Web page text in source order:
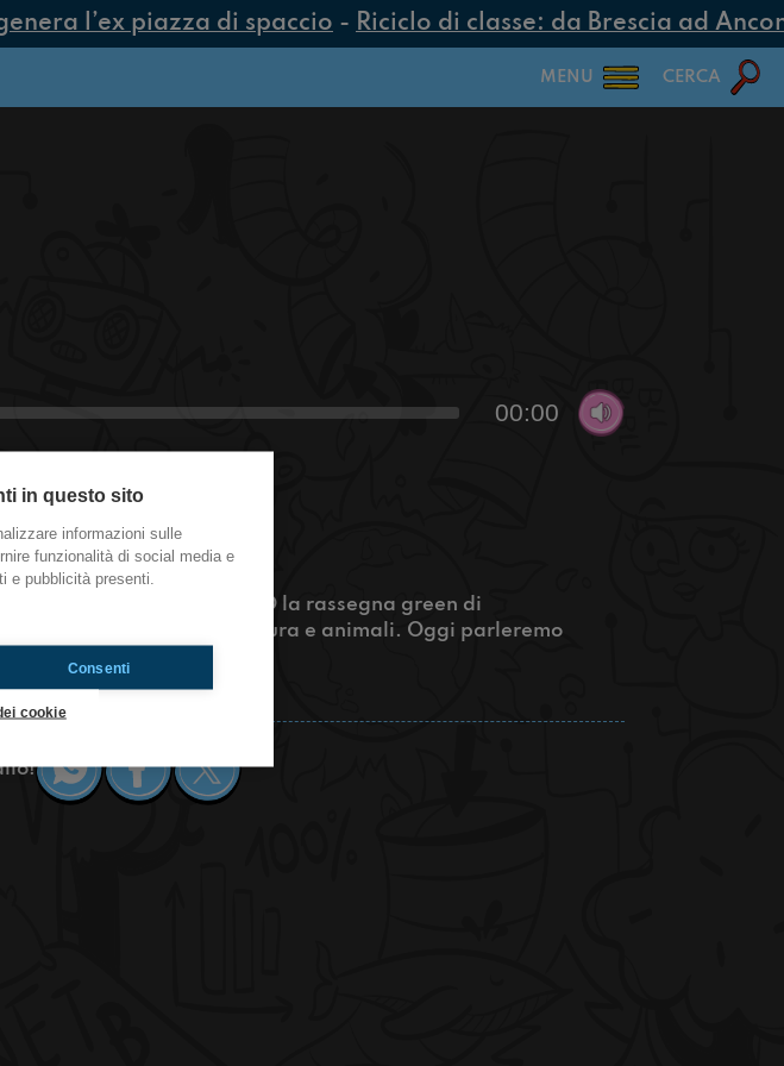
l’ex piazza di spaccio-Riciclo di classe: da Brescia ad
MENU CERCA
00:00
è il T-OSSIGENO la rassegna green di
vi parlo di ambiente, natura e animali. Oggi parleremo
in questo sito
informazioni sulle
funzionalità di social media e
e pubblicità presenti.
Consenti
cookie